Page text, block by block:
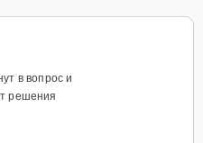
в вопрос и
решения